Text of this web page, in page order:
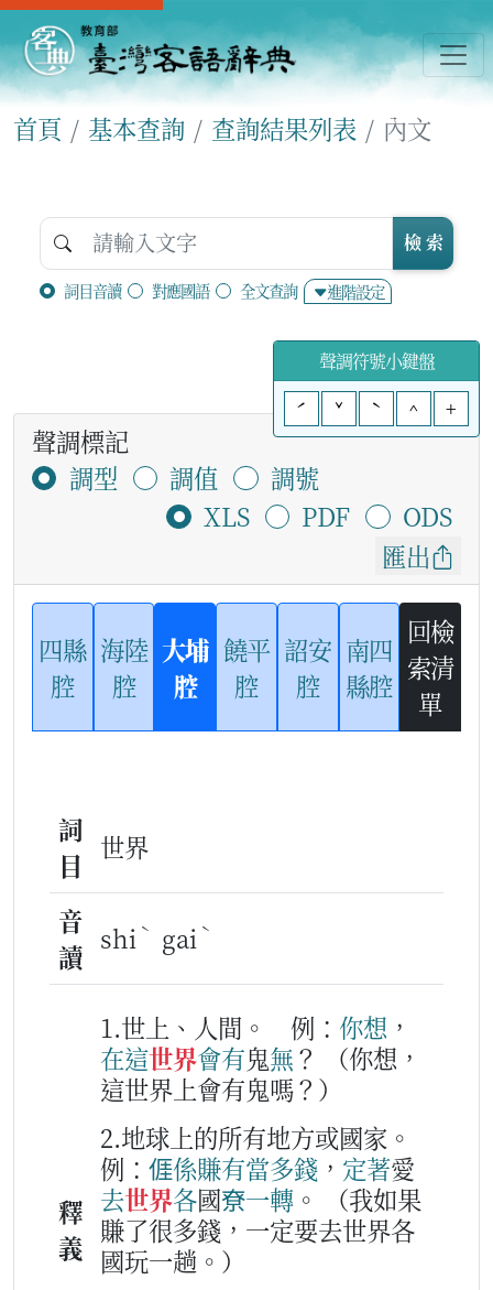
首頁 基本查詢 查詢結果列表 內文
詞目音讀 對應國語 全文查詢 進階設定
檢 索
聲調符號小鍵盤
ˊ
ˇ ˋ ^ +
聲調標記
調型
調值
調號
XLS
PDF
ODS
匯出
四縣
腔
海陸
腔
大埔
腔
饒平
腔
詔安
腔
南四
縣腔
回檢
索清
單
詞
目
世界
音
讀
shi ˋ gai ˋ
釋
義
1.世上、人間。 例： 你想 ，
在這世界會有鬼無？
（你想，
這世界上會有鬼嗎？）
2.地球上的所有地方或國家。
例： 𠊎係賺有當多錢 ， 定著愛
去世界各國尞一轉 。
（我如果
賺了很多錢，一定要去世界各
國玩一趟。）